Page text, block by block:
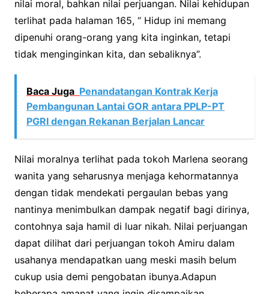
nilai moral, bahkan nilai perjuangan. Nilai kehidupan
terlihat pada halaman 165, “ Hidup ini memang
dipenuhi orang-orang yang kita inginkan, tetapi
tidak menginginkan kita, dan sebaliknya”.
Baca Juga Penandatangan Kontrak Kerja
Pembangunan Lantai GOR antara PPLP-PT
PGRI dengan Rekanan Berjalan Lancar
Nilai moralnya terlihat pada tokoh Marlena seorang
wanita yang seharusnya menjaga kehormatannya
dengan tidak mendekati pergaulan bebas yang
nantinya menimbulkan dampak negatif bagi dirinya,
contohnya saja hamil di luar nikah. Nilai perjuangan
dapat dilihat dari perjuangan tokoh Amiru dalam
usahanya mendapatkan uang meski masih belum
cukup usia demi pengobatan ibunya.Adapun